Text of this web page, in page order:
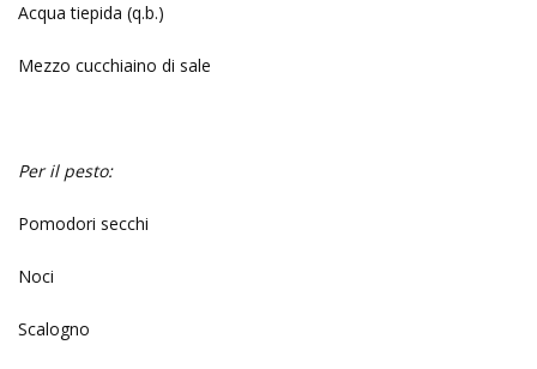
Acqua tiepida (q.b.)
Mezzo cucchiaino di sale
Per il pesto:
Pomodori secchi
Noci
Scalogno